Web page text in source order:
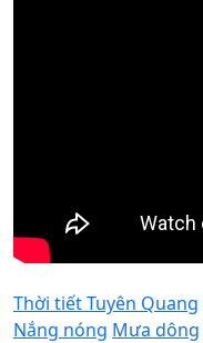
Thời tiết Tuyên Quang
Nắng nóng Mưa dông